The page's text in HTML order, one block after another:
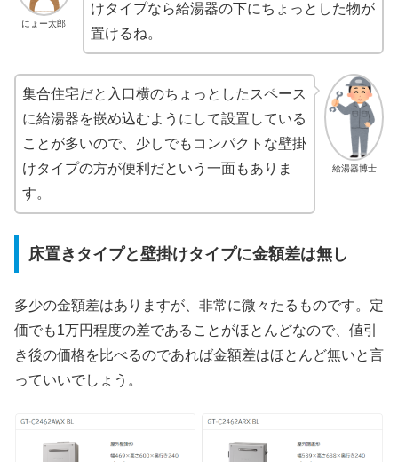
にょー太郎
けタイプなら給湯器の下にちょっとした物が
置けるね。
給湯器博士
集合住宅だと入口横のちょっとしたスペース
に給湯器を嵌め込むようにして設置している
ことが多いので、少しでもコンパクトな壁掛
けタイプの方が便利だという一面もありま
す。
床置きタイプと壁掛けタイプに金額差は無し
多少の金額差はありますが、非常に微々たるものです。定
価でも1万円程度の差であることがほとんどなので、値引
き後の価格を比べるのであれば金額差はほとんど無いと言
っていいでしょう。